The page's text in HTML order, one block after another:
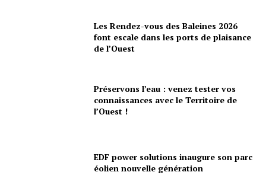
Les Rendez-vous des Baleines 2026
font escale dans les ports de plaisance
de l’Ouest
Préservons l’eau : venez tester vos
connaissances avec le Territoire de
l’Ouest !
EDF power solutions inaugure son parc
éolien nouvelle génération